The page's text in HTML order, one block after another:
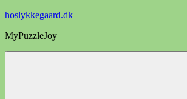
Videre
indhold
hoslykkegaard.dk
MyPuzzleJoy